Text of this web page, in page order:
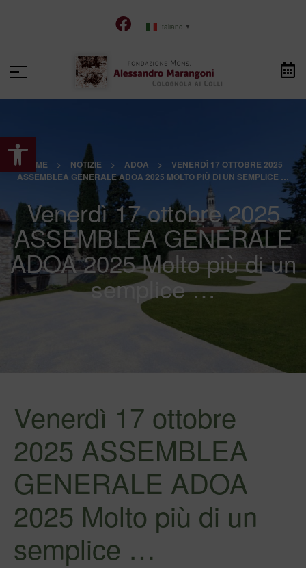
Apri la barra degli strumenti
Italiano ▼
HOME > NOTIZIE > ADOA >
VENERDÌ 17 OTTOBRE 2025
ASSEMBLEA GENERALE ADOA 2025 MOLTO PIÙ DI UN SEMPLICE …
Venerdì 17 ottobre 2025
ASSEMBLEA GENERALE
ADOA 2025 Molto più di un
semplice …
Venerdì 17 ottobre
2025 ASSEMBLEA
GENERALE ADOA
2025 Molto più di un
semplice …